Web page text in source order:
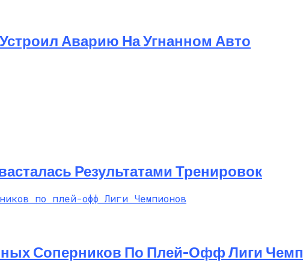
Аварию На Угнанном Авто
Результатами Тренировок
Соперников По Плей-Офф Лиги